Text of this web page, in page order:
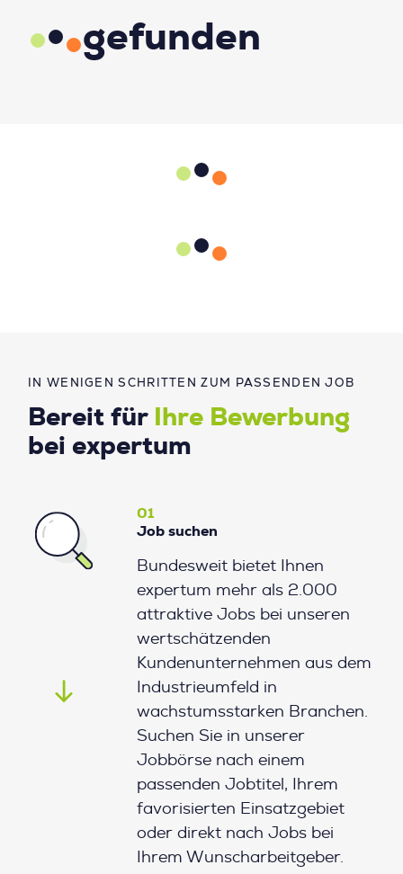
IN WENIGEN SCHRITTEN ZUM PASSENDEN JOB
Bereit für
Ihre Bewerbung
bei expertum
01
Job suchen
Bundesweit bietet Ihnen
expertum mehr als 2.000
attraktive Jobs bei unseren
wertschätzenden
Kundenunternehmen aus dem
Industrieumfeld in
wachstumsstarken Branchen.
Suchen Sie in unserer
Jobbörse nach einem
passenden Jobtitel, Ihrem
favorisierten Einsatzgebiet
oder direkt nach Jobs bei
Ihrem Wunscharbeitgeber.